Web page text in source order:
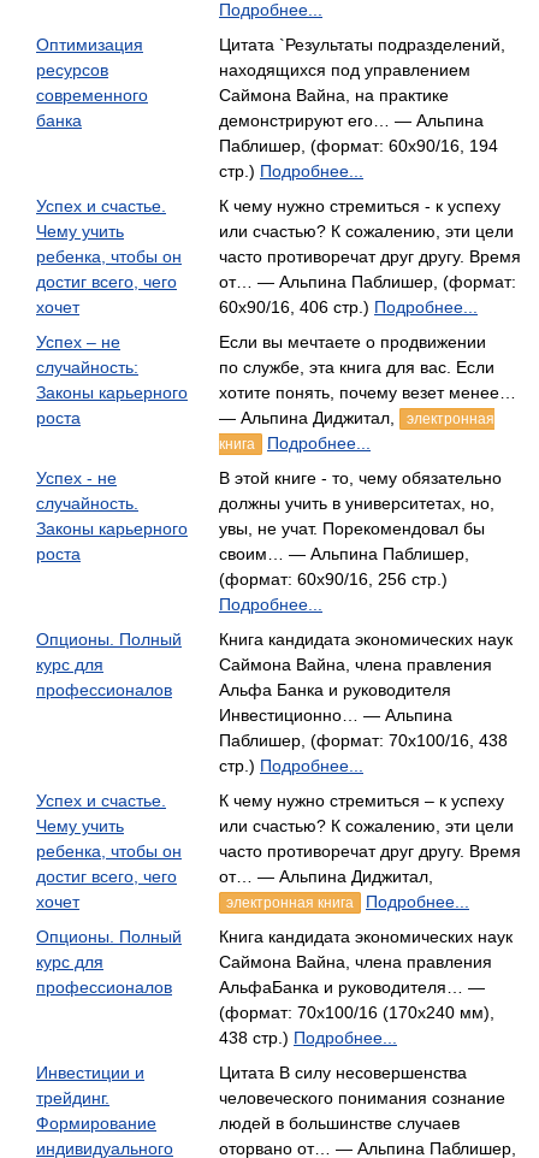
Подробнее...
Оптимизация
ресурсов
современного
банка
Цитата `Результаты подразделений,
находящихся под управлением
Саймона Вайна, на практике
демонстрируют его… — Альпина
Паблишер, (формат: 60x90/16, 194
стр.) Подробнее...
Успех и счастье.
Чему учить
ребенка, чтобы он
достиг всего, чего
хочет
К чему нужно стремиться - к успеху
или счастью? К сожалению, эти цели
часто противоречат друг другу. Время
от… — Альпина Паблишер, (формат:
60x90/16, 406 стр.) Подробнее...
Успех – не
случайность:
Законы карьерного
роста
Если вы мечтаете о продвижении
по службе, эта книга для вас. Если
хотите понять, почему везет менее…
— Альпина Диджитал,
электронная
книга
Подробнее...
Успех - не
случайность.
Законы карьерного
роста
В этой книге - то, чему обязательно
должны учить в университетах, но,
увы, не учат. Порекомендовал бы
своим… — Альпина Паблишер,
(формат: 60x90/16, 256 стр.)
Подробнее...
Опционы. Полный
курс для
профессионалов
Книга кандидата экономических наук
Саймона Вайна, члена правления
Альфа Банка и руководителя
Инвестиционно… — Альпина
Паблишер, (формат: 70x100/16, 438
стр.) Подробнее...
Успех и счастье.
Чему учить
ребенка, чтобы он
достиг всего, чего
хочет
К чему нужно стремиться – к успеху
или счастью? К сожалению, эти цели
часто противоречат друг другу. Время
от… — Альпина Диджитал,
электронная книга
Подробнее...
Опционы. Полный
курс для
профессионалов
Книга кандидата экономических наук
Саймона Вайна, члена правления
Альфа­Банка и руководителя… —
(формат: 70x100/16 (170х240 мм),
438 стр.) Подробнее...
Инвестиции и
трейдинг.
Формирование
индивидуального
Цитата В силу несовершенства
человеческого понимания сознание
людей в большинстве случаев
оторвано от… — Альпина Паблишер,